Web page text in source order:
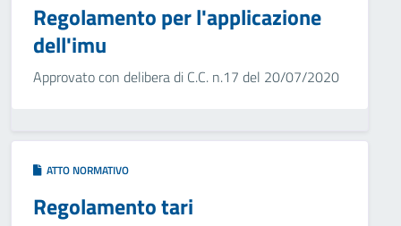
Regolamento per l'applicazione
dell'imu
Approvato con delibera di C.C. n.17 del 20/07/2020
ATTO NORMATIVO
Regolamento tari